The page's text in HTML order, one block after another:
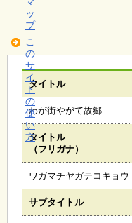
知
ら
せ
講
座
・
イ
ベ
ト
施
ッ
プ
こ
の
サ
イ
ト
の
使
い
方
タイトル
わが街やがて故郷
タイトル
（フリガナ）
ワガマチヤガテコキョウ
サブタイトル